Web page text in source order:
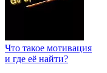
Что такое мотивация
и где её найти?